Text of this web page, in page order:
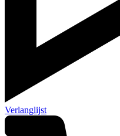
Verlanglijst